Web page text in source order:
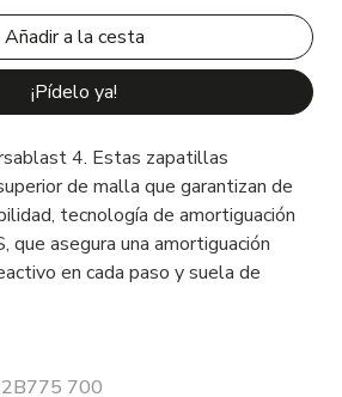
¡Pídelo ya!
4. Estas zapatillas
de malla que garantizan de
tecnología de amortiguación
asegura una amortiguación
en cada paso y suela de
700